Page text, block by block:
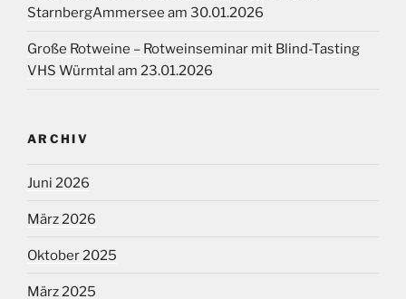
StarnbergAmmersee am 30.01.2026
Große Rotweine – Rotweinseminar mit Blind-Tasting
VHS Würmtal am 23.01.2026
ARCHIV
Juni 2026
März 2026
Oktober 2025
März 2025